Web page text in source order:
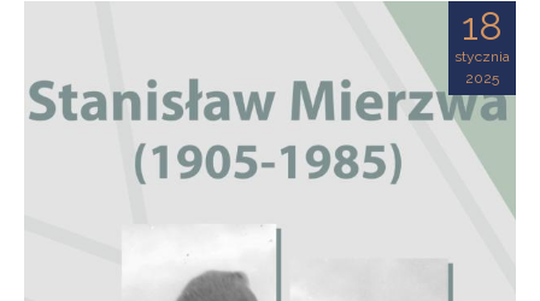
18
stycznia
2025